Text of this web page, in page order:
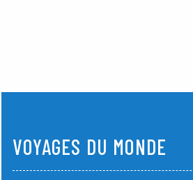
VOYAGES DU MONDE